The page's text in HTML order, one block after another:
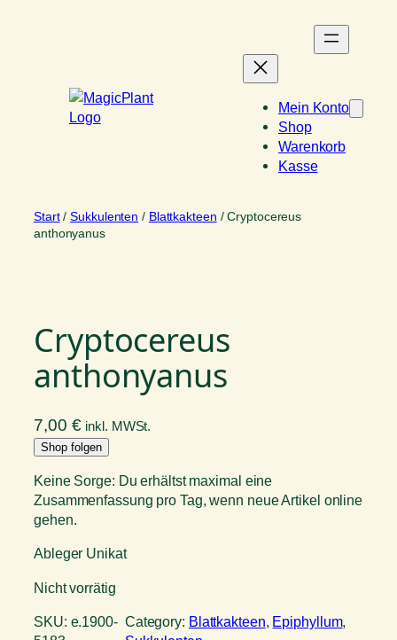
Mein Konto
Shop
Warenkorb
Kasse
Start/Sukkulenten / Blattkakteen / Cryptocereus
anthonyanus
Cryptocereus
anthonyanus
7,00 € inkl. MWSt.
Shop folgen
Keine Sorge: Du erhältst maximal eine
Zusammenfassung pro Tag, wenn neue Artikel online
gehen.
Ableger Unikat
Nicht vorrätig
SKU: e.1900- Category: Blattkakteen, Epiphyllum